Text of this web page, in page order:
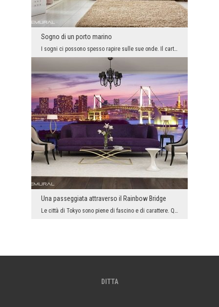
Sogno di un porto marino
I sogni ci possono spesso rapire sulle sue onde. Il carta da parati vestito con i raggi del sole ...
Una passeggiata attraverso il Rainbow Bridge
Le città di Tokyo sono piene di fascino e di carattere. Quello che collega queste due terre non è...
DITTA